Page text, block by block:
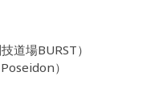
場BURST）
）